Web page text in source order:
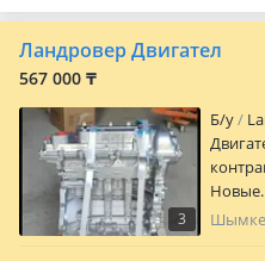
0
Ландровер Двигател
567 000 ₸
3
Б/y